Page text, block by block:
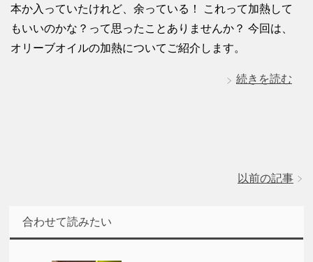
本か入っていたけれど、余っている！ これって加熱して
もいいのかな？って思ったことありませんか？ 今回は、
オリーブオイルの加熱についてご紹介します。
続きを読む
以前の記事
合わせて読みたい